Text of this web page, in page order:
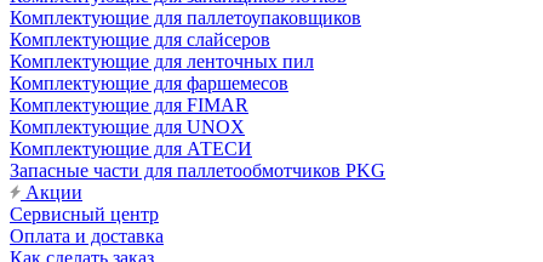
Комплектующие для паллетоупаковщиков
Комплектующие для слайсеров
Комплектующие для ленточных пил
Комплектующие для фаршемесов
Комплектующие для FIMAR
Комплектующие для UNOX
Комплектующие для АТЕСИ
Запасные части для паллетообмотчиков PKG
Акции
Сервисный центр
Оплата и доставка
Как сделать заказ